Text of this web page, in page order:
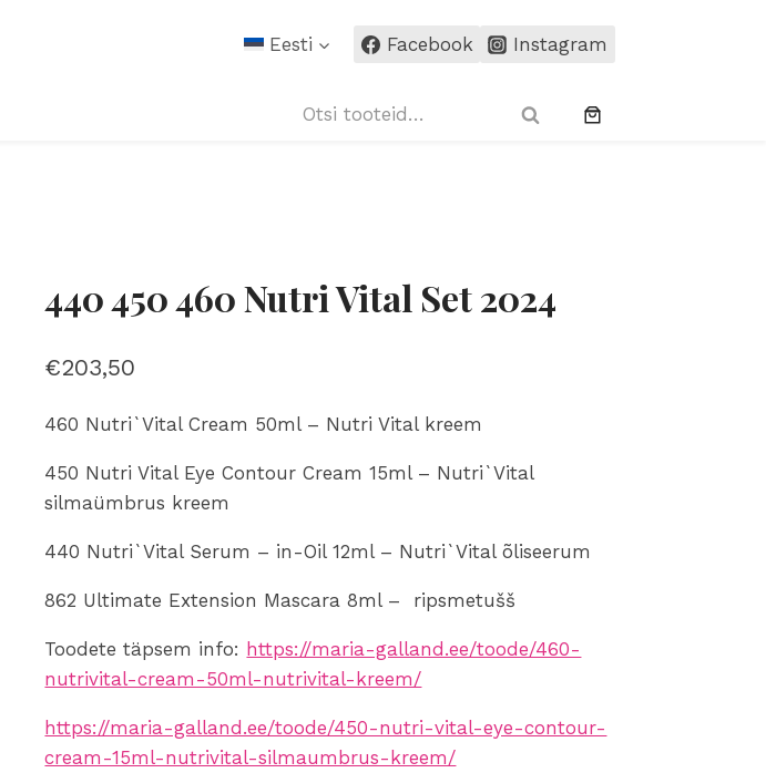
Eesti Facebook Instagram
Otsi: Otsi
440 450 460 Nutri Vital Set 2024
€203,50
460 Nutri`Vital Cream 50ml – Nutri Vital kreem
450 Nutri Vital Eye Contour Cream 15ml – Nutri`Vital
silmaümbrus kreem
440 Nutri`Vital Serum – in-Oil 12ml – Nutri`Vital õliseerum
862 Ultimate Extension Mascara 8ml – ripsmetušš
Toodete täpsem info: https://maria-galland.ee/toode/460-
nutrivital-cream-50ml-nutrivital-kreem/
https://maria-galland.ee/toode/450-nutri-vital-eye-contour-
cream-15ml-nutrivital-silmaumbrus-kreem/
Nutri
Set